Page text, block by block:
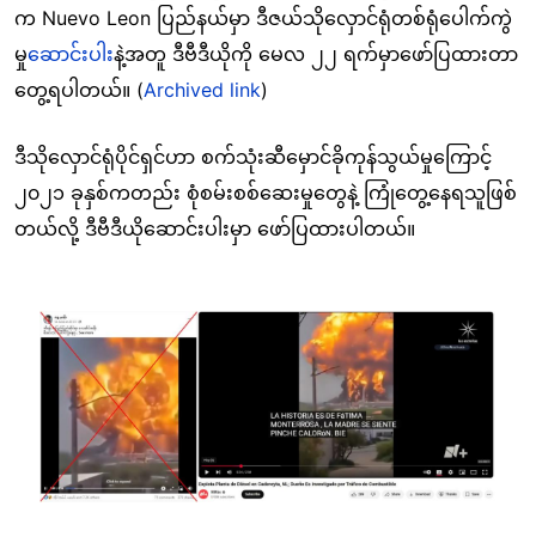
က Nuevo Leon ပြည်နယ်မှာ ဒီဇယ်သိုလှောင်ရုံတစ်ရုံပေါက်ကွဲ
မှုဆောင်းပါးနဲ့အတူ ဒီဗီဒီယိုကို မေလ ၂၂ ရက်မှာဖော်ပြထားတာ
တွေ့ရပါတယ်။ (Archived link)
ဒီသိုလှောင်ရုံပိုင်ရှင်ဟာ စက်သုံးဆီမှောင်ခိုကုန်သွယ်မှုကြောင့်
၂၀၂၁ ခုနှစ်ကတည်း စုံစမ်းစစ်ဆေးမှုတွေနဲ့ ကြုံတွေ့နေရသူဖြစ်
တယ်လို့ ဒီဗီဒီယိုဆောင်းပါးမှာ ဖော်ပြထားပါတယ်။
Image